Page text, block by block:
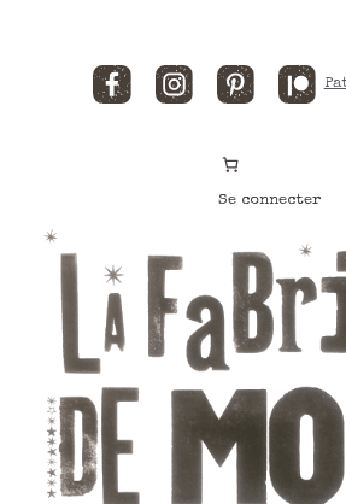
FacebookInstagramPinterest
Se connecter